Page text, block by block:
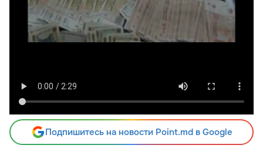
Подпишитесь на новости Point.md в Google